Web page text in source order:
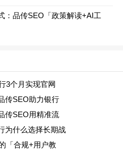
：品传SEO「政策解读+AI工
3个月实现官网
传SEO助力银行
传SEO用精准流
为什么选择长期战
「合规+用户教